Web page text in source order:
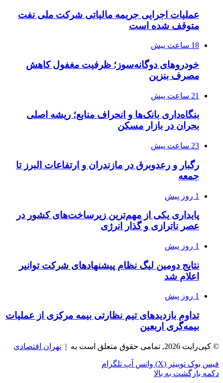
عملیات اجرایی جریمه مالیاتی شرکت ملی نفت
متوقف شده است
18 ساعت پیش
خودروهای دوگانه‌سوز؛ ظرفیت مغفول کاهش
مصرف بنزین
21 ساعت پیش
بنگاه‌داری بانک‌ها و انحراف منابع؛ ریشه اصلی
بحران در بازار مسکن
23 ساعت پیش
رگبار و رعدوبرق در مازندران و ارتفاعات البرز تا
جمعه
1 روز پیش
پایداری یکی از مهم‌ترین زیرساخت‌های کشور در
عصر ناترازی و گذار انرژی
1 روز پیش
نتایج دومین لیگ نظام پیشنهادهای شرکت توانیر
اعلام شد
1 روز پیش
تداوم بازدیدهای تیم نظارتی بیمه مرکزی از عملیات
بیمه‌گری اربعین
© کپی‌رایت 2026, تمامی حقوق متعلق است به | تهران اقتصادی
فیس بوک توییتر (X) واتس آپ تلگرام
دکمه بازگشت به بالا